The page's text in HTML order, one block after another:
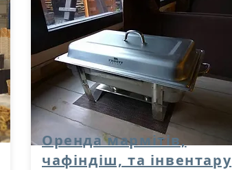
Оренда мармітів,
чафіндіш, та інвентару